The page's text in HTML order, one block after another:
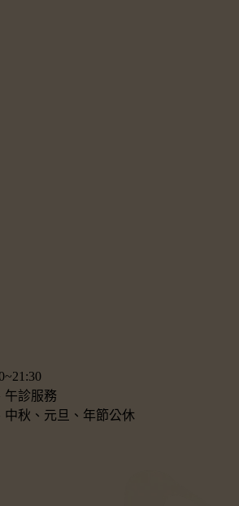
午診服務
中秋、元旦、年節公休